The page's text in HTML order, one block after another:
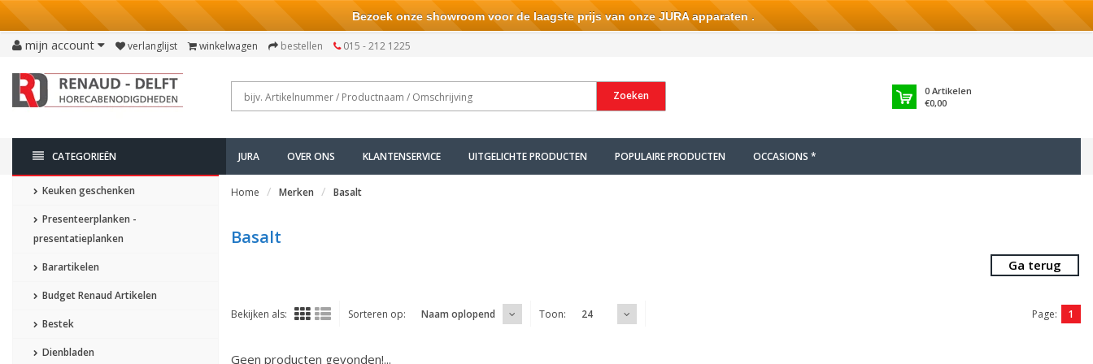
mijn account verlanglijst winkelwagen bestellen 015 - 212 1225
Zoeken 0Artikelen
€0,00
CATEGORIEËN JURA OVER ONS KLANTENSERVICE UITGELICHTE PRODUCTEN POPULAIRE PRODUCTEN OCCASIONS *
Keuken geschenken
Presenteerplanken -
presentatieplanken
Barartikelen
Budget Renaud Artikelen
Bestek
Dienbladen
Home Merken Basalt
Basalt
Ga terug
Bekijken als: Sorteren op: Naam oplopend Toon: 24 Page: 1
Geen producten gevonden!...
Bezoek onze showroom voor de laagste prijs van onze JURA apparaten .